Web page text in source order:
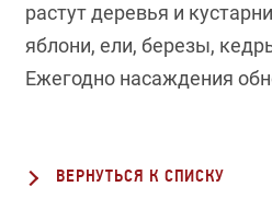
растут деревья и
яблони, ели, березы,
Ежегодно насаждения
ВЕРНУТЬСЯ К СПИСКУ